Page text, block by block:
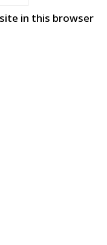
in this browser